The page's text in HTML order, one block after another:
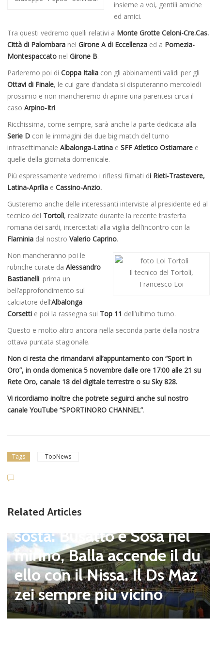
insieme a voi, gentili amiche
ed amici.
Tra questi vedremo quelli relativi a Monte Grotte Celoni-Cre.Cas.
Città di Palombara nel Girone A di Eccellenza ed a Pomezia-
Montespaccato nel Girone B.
Parleremo poi di Coppa Italia con gli abbinamenti validi per gli
Ottavi di Finale, le cui gare d’andata si disputeranno mercoledì
prossimo e non mancheremo di aprire una parentesi circa il
caso Arpino-Itri.
Ricchissima, come sempre, sarà anche la parte dedicata alla
Serie D con le immagini dei due big match del turno
infrasettimanale Albalonga-Latina e SFF Atletico Ostiamare e
quelle della giornata domenicale.
Più espressamente vedremo i riflessi filmati di Rieti-Trastevere,
Latina-Aprilia e Cassino-Anzio.
Gusteremo anche delle interessanti interviste al presidente ed al
tecnico del Tortolì, realizzate durante la recente trasferta
romana dei sardi, intercettati alla vigilia dell’incontro con la
Flaminia dal nostro Valerio Caprino.
Il tecnico del Tortolì,
Francesco Loi
Non mancheranno poi le
rubriche curate da Alessandro
Bastianelli: prima un
bell’approfondimento sul
calciatore dell’Albalonga
Corsetti e poi la rassegna sui Top 11 dell’ultimo turno.
Questo e molto altro ancora nella seconda parte della nostra
ottava puntata stagionale.
Non ci resta che rimandarvi all’appuntamento con “Sport in
Oro”, in onda domenica 5 novembre dalle ore 17:00 alle 21 su
Rete Oro, canale 18 del digitale terrestre o su Sky 828.
Vi ricordiamo inoltre che potrete seguirci anche sul nostro
canale YouTube “SPORTINORO CHANNEL”.
Tags TopNews
Related Articles
pagnano), mercato senza
sosta: Busatto e Sosa nel
mirino, Balla accende il du
ello con il Nissa. Il Ds Maz
zei sempre più vicino